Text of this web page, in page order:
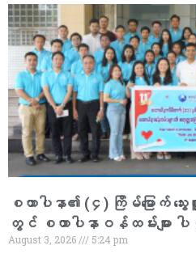
စထာပါနာ၏ (၄) ကြိမ်မြောက်
တွင် စထာပါနာဝန်ထမ်းများ
August 3, 2026 5:24 pm